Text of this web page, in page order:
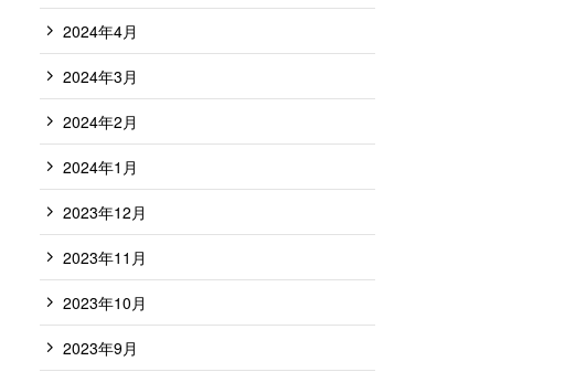
2024年4月
2024年3月
2024年2月
2024年1月
2023年12月
2023年11月
2023年10月
2023年9月